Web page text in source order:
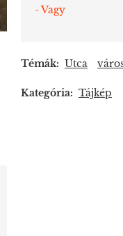
- Vagy
Témák: Utca
Kategória: Tájkép